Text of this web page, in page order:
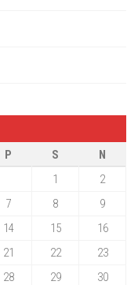
P S N
1
2
7 8
9
14 15
16
21 22
23
28 29
30